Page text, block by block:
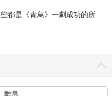
都是《青鳥》一劇成功的所
離島